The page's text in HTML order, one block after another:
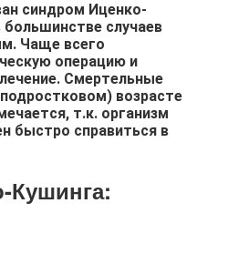
синдром Иценко-
большинстве случаев
Чаще всего
операцию и
Смертельные
возрасте
т.к. организм
быстро справиться в
Кушинга: